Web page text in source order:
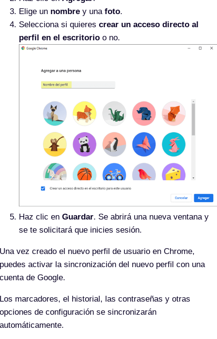
Elige un nombre y una foto.
Selecciona si quieres crear un acceso directo al
perfil en el escritorio o no.
Haz clic en Guardar. Se abrirá una nueva ventana y
se te solicitará que inicies sesión.
Una vez creado el nuevo perfil de usuario en Chrome,
puedes activar la sincronización del nuevo perfil con una
cuenta de Google.
Los marcadores, el historial, las contraseñas y otras
opciones de configuración se sincronizarán
automáticamente.